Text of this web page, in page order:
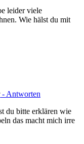
leider viele
Wie hälst du mit
- Antworten
du bitte erklären wie
das macht mich irre